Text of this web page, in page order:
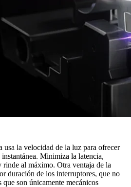
la velocidad de la luz para ofrecer
Minimiza la latencia,
al máximo. Otra ventaja de la
duración de los interruptores, que no
que son únicamente mecánicos